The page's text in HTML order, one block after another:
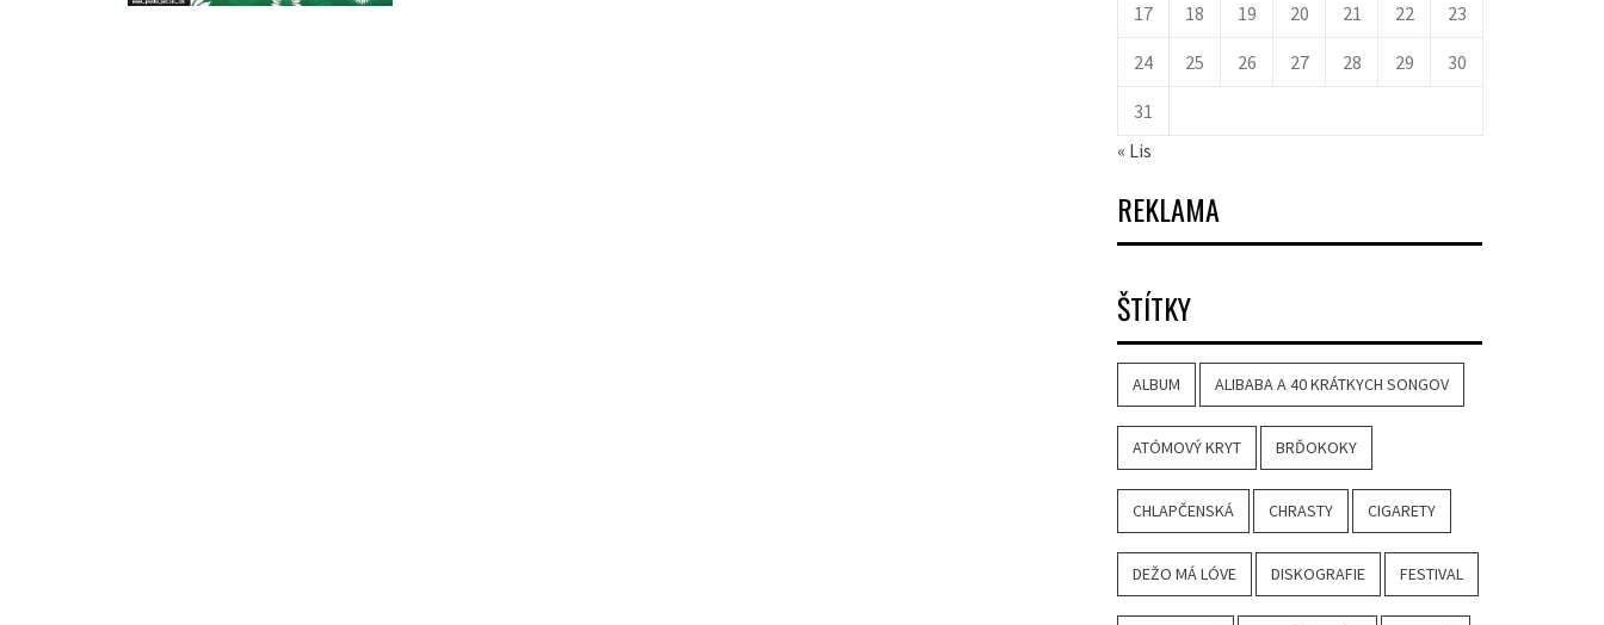
17 18 19 20 21 22 23
24 25 26 27 28 29 30
31
« Lis
REKLAMA
ŠTÍTKY
ALBUM ALIBABA A 40 KRÁTKYCH SONGOV
ATÓMOVÝ KRYT BRĎOKOKY
CHLAPČENSKÁ CHRASTY CIGARETY
DEŽO MÁ LÓVE DISKOGRAFIE FESTIVAL